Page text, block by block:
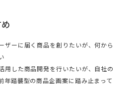
ザーに届く商品を創りたいが、何から
用した商品開発を行いたいが、自社の
年踏襲型の商品企画案に踏み止まって